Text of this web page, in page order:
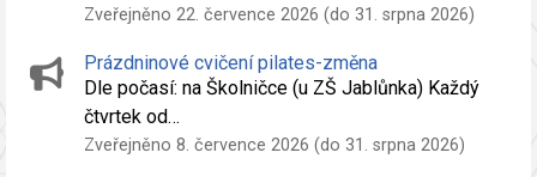
Zveřejněno 22. července 2026 (do 31. srpna 2026)
Prázdninové cvičení pilates-změna
Dle počasí: na Školničce (u ZŠ Jablůnka) Každý
čtvrtek od…
Zveřejněno 8. července 2026 (do 31. srpna 2026)